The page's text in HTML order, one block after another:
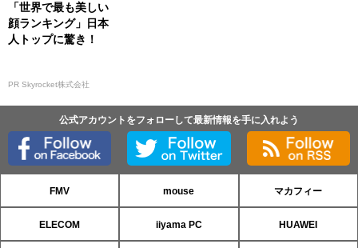
「世界で最も美しい
顔ランキング」日本
人トップに驚き！
PR Skyrocket株式会社
公式アカウントをフォローして最新情報を手に入れよう
FMV mouse マカフィー
ELECOM iiyama PC HUAWEI